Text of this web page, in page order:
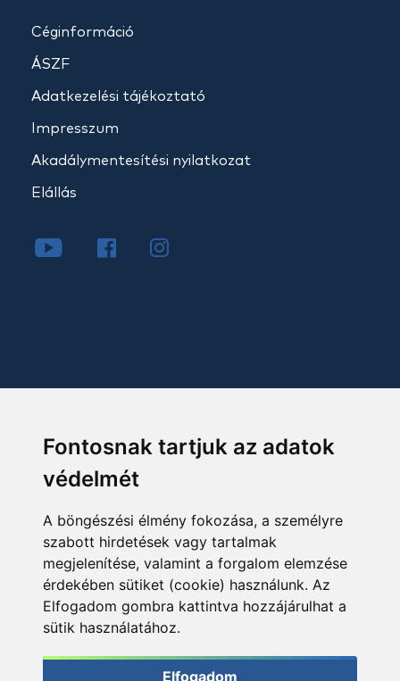
Fontosnak tartjuk az adatok
védelmét
A böngészési élmény fokozása, a személyre
szabott hirdetések vagy tartalmak
megjelenítése, valamint a forgalom elemzése
érdekében sütiket (cookie) használunk. Az
Elfogadom gombra kattintva hozzájárulhat a
sütik használatához.
Elfogadom
Céginformáció
ÁSZF
Adatkezelési tájékoztató
Impresszum
Akadálymentesítési nyilatkozat
Elállás